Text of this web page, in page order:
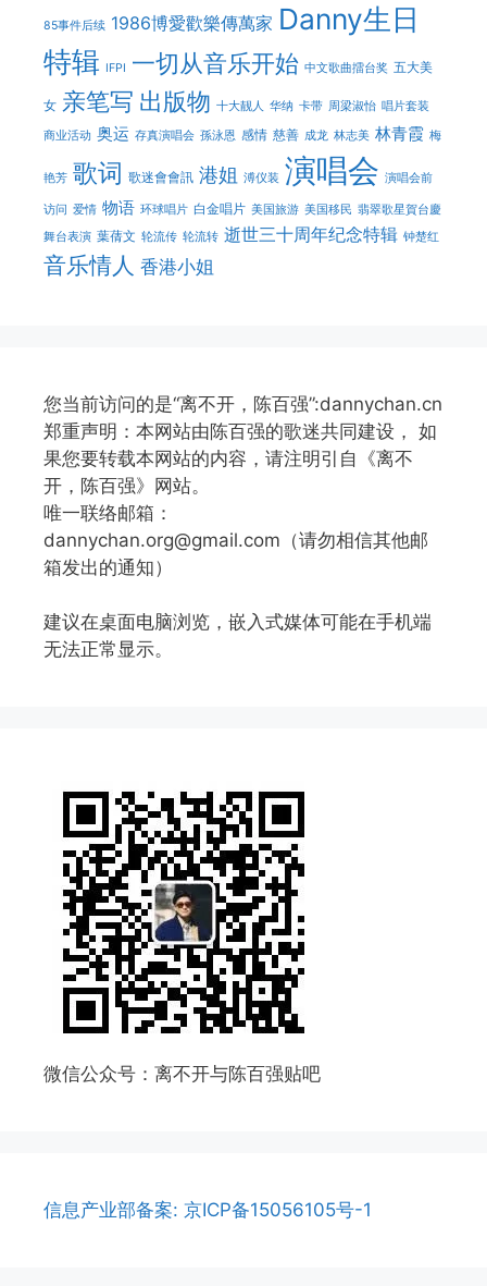
85事件后续 1986博愛歡樂傳萬家 Danny生日
特辑 IFPI 一切从音乐开始 中文歌曲擂台奖 五大美
女 亲笔写 出版物 十大靓人 华纳 卡带 周梁淑怡 唱片套装
商业活动 奥运 存真演唱会 孫泳恩 感情 慈善 成龙 林志美 林青霞 梅
艳芳 歌词 歌迷會會訊 港姐 溥仪装 演唱会 演唱会前
访问 爱情 物语 环球唱片 白金唱片 美国旅游 美国移民 翡翠歌星賀台慶
舞台表演 葉蒨文 轮流传 轮流转 逝世三十周年纪念特辑 钟楚红
音乐情人 香港小姐
您当前访问的是“离不开，陈百强”:dannychan.cn
郑重声明：本网站由陈百强的歌迷共同建设， 如
果您要转载本网站的内容，请注明引自《离不
开，陈百强》网站。
唯一联络邮箱：
dannychan.org@gmail.com（请勿相信其他邮
箱发出的通知）
建议在桌面电脑浏览，嵌入式媒体可能在手机端
无法正常显示。
微信公众号：离不开与陈百强贴吧
信息产业部备案: 京ICP备15056105号-1